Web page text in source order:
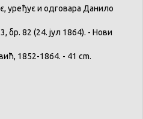
, уређуєи одговара Данило
бр. 82 (24. јул 1864). - Нови
, 1852-1864. - 41 cm.